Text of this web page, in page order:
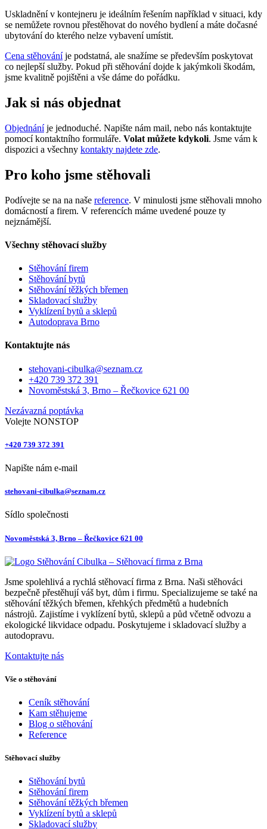
Uskladnění v kontejneru je ideálním řešením například v situaci, kdy
se nemůžete rovnou přestěhovat do nového bydlení a máte dočasné
ubytování do kterého nelze vybavení umístit.
Cena stěhováníje podstatná, ale snažíme se především poskytovat
co nejlepší služby. Pokud při stěhování dojde k jakýmkoli škodám,
jsme kvalitně pojištěni a vše dáme do pořádku.
Jak si nás objednat
Objednáníje jednoduché. Napište nám mail, nebo nás kontaktujte
pomocí kontaktního formuláře. Volat můžete kdykoli. Jsme vám k
dispozici a všechny kontakty najdete zde.
Pro koho jsme stěhovali
Podívejte se na na naše reference. V minulosti jsme stěhovali mnoho
domácností a firem. V referencích máme uvedené pouze ty
nejznámější.
Všechny stěhovací služby
Stěhování firem
Stěhování bytů
Stěhování těžkých břemen
Skladovací služby
Vyklízení bytů a sklepů
Autodoprava Brno
Kontaktujte nás
stehovani-cibulka@seznam.cz
+420 739 372 391
Novoměstská 3, Brno – Řečkovice 621 00
Nezávazná poptávka
Volejte NONSTOP
+420 739 372 391
Napište nám e-mail
stehovani-cibulka@seznam.cz
Sídlo společnosti
Novoměstská 3, Brno – Řečkovice 621 00
Jsme spolehlivá a rychlá stěhovací firma z Brna. Naši stěhováci
bezpečně přestěhují váš byt, dům i firmu. Specializujeme se také na
stěhování těžkých břemen, křehkých předmětů a hudebních
nástrojů. Zajistíme i vyklízení bytů, sklepů a půd včetně odvozu a
ekologické likvidace odpadu. Poskytujeme i skladovací služby a
autodopravu.
Kontaktujte nás
Vše o stěhování
Ceník stěhování
Kam stěhujeme
Blog o stěhování
Reference
Stěhovací služby
Stěhování bytů
Stěhování firem
Stěhování těžkých břemen
Vyklízení bytů a sklepů
Skladovací služby